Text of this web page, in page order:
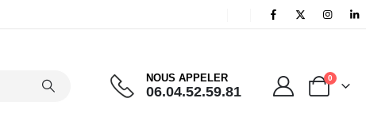
NOUS APPELER
06.04.52.59.81
0